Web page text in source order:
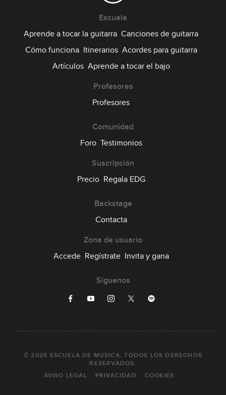
Escuela
Aprende a tocar la guitarra Canciones de guitarra
Cómo funciona Itinerarios Acordes para guitarra
Artículos Aprende a tocar el bajo
Profesores
Profesores
Comunidad
Foro Testimonios
Suscripción
Precio Regala EDG
Backstage
Contacta
Zona de usuario
Accede Regístrate Invita y gana
Síguenos
©2026 ESCUELA DE MÚSICA. TODOS LOS DERECHOS
RESERVADOS.
AVISO LEGAL
PRIVACIDAD COOKIES